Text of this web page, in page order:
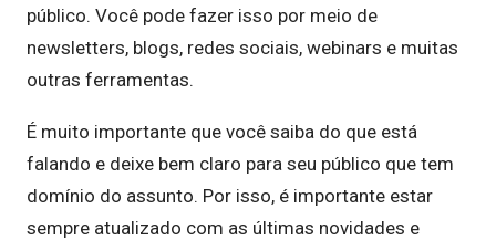
público. Você pode fazer isso por meio de
newsletters, blogs, redes sociais, webinars e muitas
outras ferramentas.
É muito importante que você saiba do que está
falando e deixe bem claro para seu público que tem
domínio do assunto. Por isso, é importante estar
sempre atualizado com as últimas novidades e